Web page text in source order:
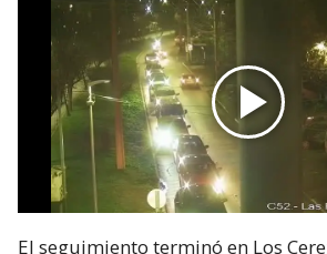
El seguimiento terminó en Los